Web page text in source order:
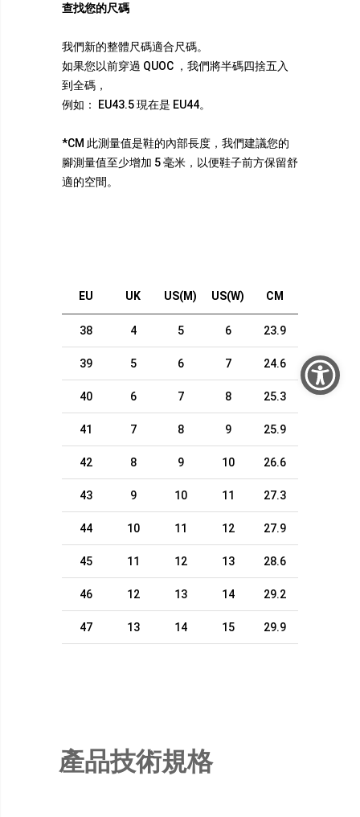
EU UK US(M) US(W) CM
38 4 5 6 23.9
39 5 6 7 24.6
40 6 7 8 25.3
41 7 8 9 25.9
42 8 9 10 26.6
43 9 10 11 27.3
44 10 11 12 27.9
45 11 12 13 28.6
46 12 13 14 29.2
47 13 14 15 29.9
查找您的尺碼
我們新的整體尺碼適合尺碼。
如果您以前穿過 QUOC ，我們將半碼四捨五入
到全碼，
例如： EU43.5 現在是 EU44。
*CM 此測量值是鞋的內部長度，我們建議您的
腳測量值至少增加 5 毫米，以便鞋子前方保留舒
適的空間。
產品技術規格